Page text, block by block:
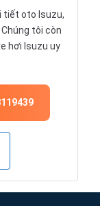
tiết oto Isuzu,
tôi còn
hơi Isuzu uy